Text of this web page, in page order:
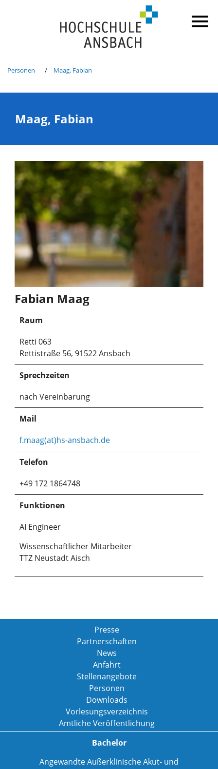
Personen Maag, Fabian
Maag, Fabian
Fabian Maag
Raum
Retti 063
Rettistraße 56, 91522 Ansbach
Sprechzeiten
nach Vereinbarung
Mail
f.maag(at)hs-ansbach.de
Telefon
+49 172 1864748
Funktionen
AI Engineer
Wissenschaftlicher Mitarbeiter
TTZ Neustadt Aisch
Presse
Partnerschaften
News
Anfahrt
Stellenangebote
Personen
Downloads
Vorlesungsverzeichnis
Amtliche Veröffentlichung
Bachelor
Angewandte Außerklinische Akut- und